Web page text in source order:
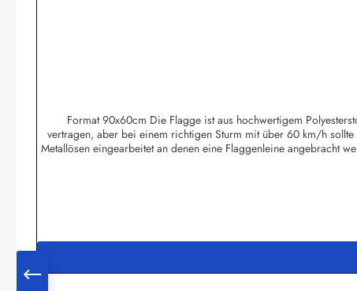
Format 90x60cm Die Flagge ist aus hochwertigem
vertragen, aber bei einem richtigen Sturm mit über 60 km/h
Metallösen eingearbeitet an denen eine Flaggenleine angebracht